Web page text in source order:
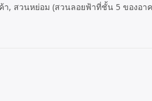
า, สวนหย่อม (สวนลอยฟ้าที่ชั้น 5 ของอา